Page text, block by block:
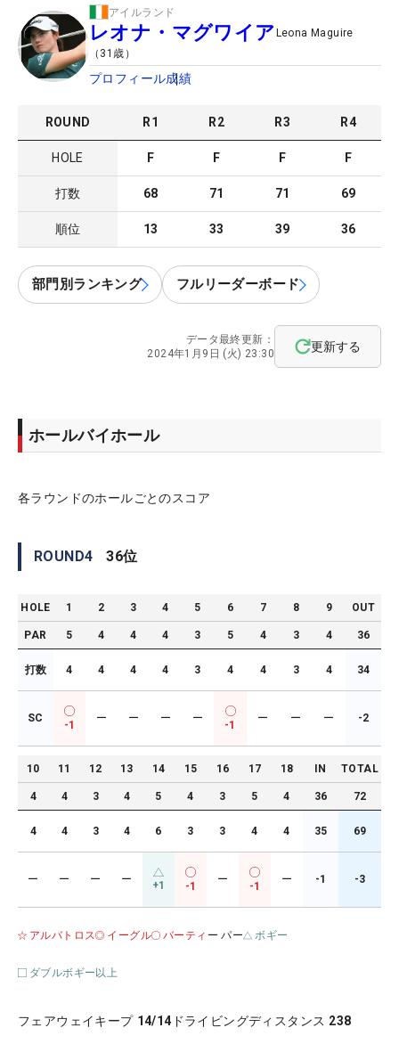
アイルランド
レオナ・マグワイア Leona Maguire
（ 31 歳）
プロフィール成績
ROUND R1 R2 R3 R4
HOLE F F F F
打数 68 71 71 69
順位 13 33 39 36
部門別ランキング フルリーダーボード
データ最終更新：
2024年1月9日 (火) 23:30
更新する
ホールバイホール
各ラウンドのホールごとのスコア
ROUND4 36位
HOLE 1 2 3 4 5 6 7 8 9 OUT
PAR 5 4 4 4 3 5 4 3 4 36
打数 4 4 4 4 3 4 4 3 4 34
SC
-1
ー ー ー ー
-1
ー ー ー -2
10 11 12 13 14 15 16 17 18 IN TOTAL
4 4 3 4 5 4 3 5 4 36 72
4 4 3 4 6 3 3 4 4 35 69
ー ー ー ー +1 -1
ー
-1
ー -1 -3
アルバトロス イーグル バーティ ー パー ボギー
ダブルボギー以上
フェアウェイキープ 14/14 ドライビングディスタンス 238